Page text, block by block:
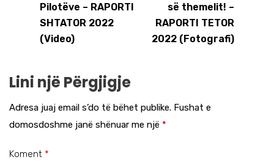
Pilotëve – RAPORTI
SHTATOR 2022
(Video)
së themelit! –
RAPORTI TETOR
2022 (Fotografi)
Lini një Përgjigje
Adresa juaj email s’do të bëhet publike. Fushat e
domosdoshme janë shënuar me një *
Koment *